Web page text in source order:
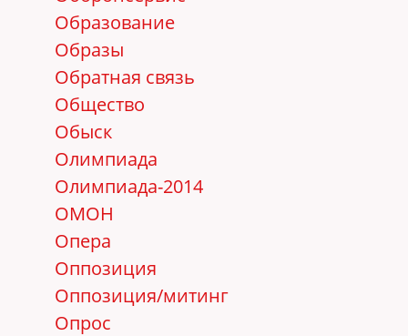
Образование
Образы
Обратная связь
Общество
Обыск
Олимпиада
Олимпиада-2014
ОМОН
Опера
Оппозиция
Оппозиция/митинг
Опрос